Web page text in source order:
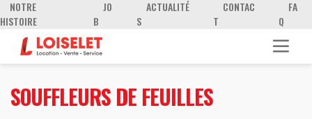
NOTRE
HISTOIRE
JO
B
ACTUALITÉ
S
CONTAC
T
FA
Q
SOUFFLEURS DE FEUILLES